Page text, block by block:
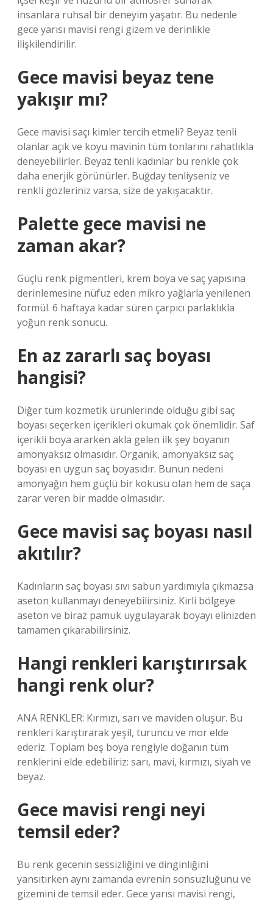
insanlara ruhsal bir deneyim yaşatır. Bu nedenle
gece yarısı mavisi rengi gizem ve derinlikle
ilişkilendirilir.
Gece mavisi beyaz tene
yakışır mı?
Gece mavisi saçı kimler tercih etmeli? Beyaz tenli
olanlar açık ve koyu mavinin tüm tonlarını rahatlıkla
deneyebilirler. Beyaz tenli kadınlar bu renkle çok
daha enerjik görünürler. Buğday tenliyseniz ve
renkli gözleriniz varsa, size de yakışacaktır.
Palette gece mavisi ne
zaman akar?
Güçlü renk pigmentleri, krem ​​boya ve saç yapısına
derinlemesine nüfuz eden mikro yağlarla yenilenen
formül. 6 haftaya kadar süren çarpıcı parlaklıkla
yoğun renk sonucu.
En az zararlı saç boyası
hangisi?
Diğer tüm kozmetik ürünlerinde olduğu gibi saç
boyası seçerken içerikleri okumak çok önemlidir. Saf
içerikli boya ararken akla gelen ilk şey boyanın
amonyaksız olmasıdır. Organik, amonyaksız saç
boyası en uygun saç boyasıdır. Bunun nedeni
amonyağın hem güçlü bir kokusu olan hem de saça
zarar veren bir madde olmasıdır.
Gece mavisi saç boyası nasıl
akıtılır?
Kadınların saç boyası sıvı sabun yardımıyla çıkmazsa
aseton kullanmayı deneyebilirsiniz. Kirli bölgeye
aseton ve biraz pamuk uygulayarak boyayı elinizden
tamamen çıkarabilirsiniz.
Hangi renkleri karıştırırsak
hangi renk olur?
ANA RENKLER: Kırmızı, sarı ve maviden oluşur. Bu
renkleri karıştırarak yeşil, turuncu ve mor elde
ederiz. Toplam beş boya rengiyle doğanın tüm
renklerini elde edebiliriz: sarı, mavi, kırmızı, siyah ve
beyaz.
Gece mavisi rengi neyi
temsil eder?
Bu renk gecenin sessizliğini ve dinginliğini
yansıtırken aynı zamanda evrenin sonsuzluğunu ve
gizemini de temsil eder. Gece yarısı mavisi rengi,